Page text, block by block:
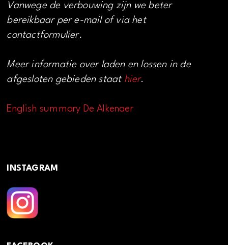
Vanwege de verbouwing zijn we beter
bereikbaar per e-mail of via het
contactformulier.
Meer informatie over laden en lossen in de
afgesloten gebieden staat hier.
English summary De Alkenaer
INSTAGRAM